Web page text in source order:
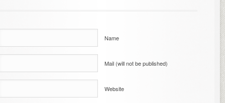
Name
Mail (will not be published)
Website